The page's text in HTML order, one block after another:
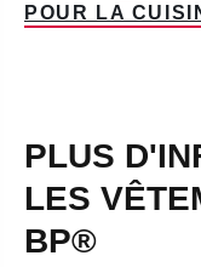
POUR LA
PLUS
LES
BP®